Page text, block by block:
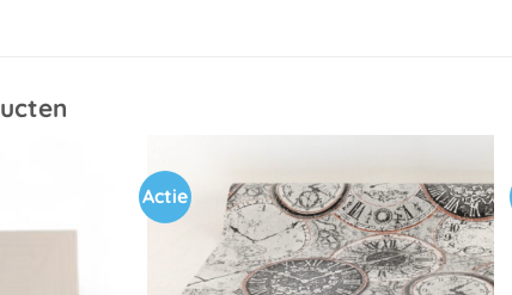
verlanglijst
Actie
Toevoegen
aan
verlanglijst